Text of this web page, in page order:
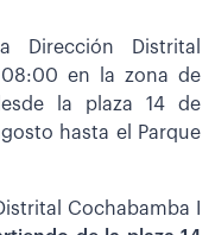
Dirección Distrital
08:00 en la zona de
la plaza 14 de
hasta el Parque
Cochabamba I